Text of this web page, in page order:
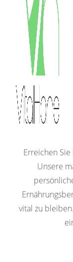
Erreichen
Unsere
vital zu